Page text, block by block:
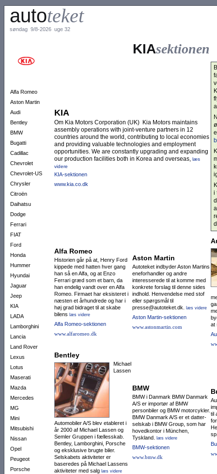
autoteket
søndag 9/8-2026 uge 32
Alfa Romeo
Aston Martin
Audi
Bentley
BMW
Bugatti
Cadillac
Chevrolet
Chevrolet-US
Chrysler
Citroën
Daihatsu
Dodge
Ferrari
FIAT
Ford
Honda
Hummer
Hyundai
Jaguar
Jeep
KIA
LADA
Lamborghini
Lancia
Land Rover
Lexus
Lotus
Maserati
Mazda
Mercedes
MG
Mini
Mitsubishi
Nissan
Opel
Peugeot
Porsche
KIAsektionen
KIA
Om Kia Motors Corporation (UK) Kia Motors maintains
assembly operations with joint-venture partners in 12
countries around the world, contributing to local economies
and providing valuable technologies and employment
opportunities. We are constantly upgrading and expanding
our production facilities both in Korea and overseas, læs
videre
KIA-sektionen
www.kia.co.dk
i
Alfa Romeo
Historien går på at, Henry Ford
kippede med hatten hver gang
han så en Alfa, og at Enzo
Ferrari græd som et barn, da
han endelig vandt over en Alfa
Romeo. Firmaet har eksisteret i
næsten et århundrede og har i
høj grad bidraget til at skabe
bilens læs videre
Alfa Romeo-sektionen
www.alfaromeo.dk
Aston Martin
Autoteket indbyder Aston Martins
eneforhandler og andre
interesserede til at komme med
konkrete forslag til denne sides
indhold. Henvendelse med stof
eller spørgsmål til
presse@autoteket.dk.
læs videre
Aston Martin-sektionen
www.astonmartin.com
at
Bentley
Michael
Lassen
Automobiler A/S blev etableret i
år 2000 af Michael Lassen og
Semler Gruppen i fællesskab.
Bentley, Lamborghini, Porsche
og eksklusive brugte biler.
Selskabets aktiviteter er
baseredes på Michael Lassens
aktiviteter med salg læs videre
BMW
BMW i Danmark BMW Danmark
A/S er importør af BMW
personbiler og BMW motor­cyk­ler.
BMW Danmark A/S er et datter­
selskab i BMW Group, som har
ho­vedkontor i München,
Tyskland.
læs videre
BMW-sektionen
www.bmw.dk
til